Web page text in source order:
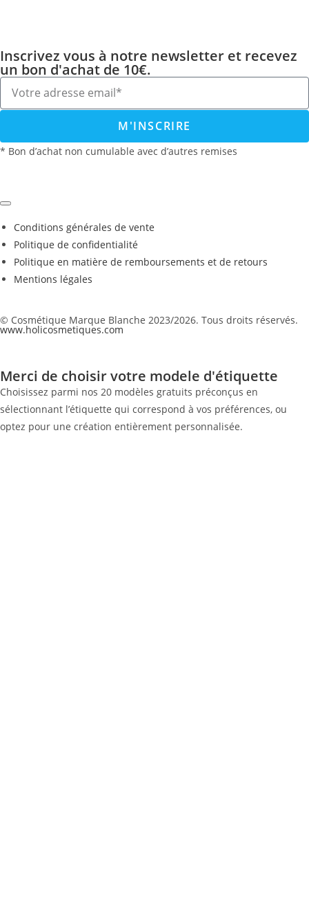
Inscrivez vous à notre newsletter et recevez
un bon d'achat de 10€.
M'INSCRIRE
* Bon d’achat non cumulable avec d’autres remises
Conditions générales de vente
Politique de confidentialité
Politique en matière de remboursements et de retours
Mentions légales
© Cosmétique Marque Blanche 2023/2026. Tous droits réservés.
www.holicosmetiques.com
Merci de choisir votre modele d'étiquette
Choisissez parmi nos 20 modèles gratuits préconçus en
sélectionnant l’étiquette qui correspond à vos préférences, ou
optez pour une création entièrement personnalisée.